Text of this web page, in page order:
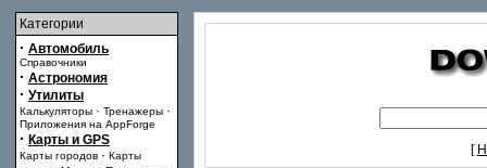
Категории
· Автомобиль
Справочники
· Астрономия
· Утилиты
Калькуляторы · Тренажеры ·
Приложения на AppForge
· Карты и GPS
Карты городов · Карты
[